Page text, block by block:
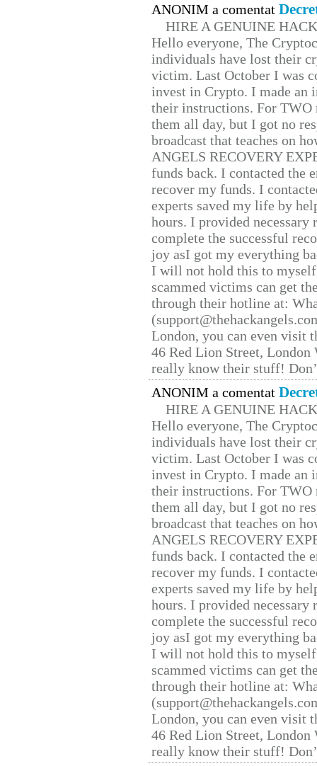
ANONIM a comentat
HIRE A GENUINE
Hello everyone, The
individuals have lost their
victim. Last October I was
invest in Crypto. I made
their instructions. For TWO
them all day, but I got no
broadcast that teaches on
ANGELS RECOVERY
funds back. I contacted the
recover my funds. I
experts saved my life by
hours. I provided
complete the successful
joy asI got my everything
I will not hold this to
scammed victims can get
through their hotline at:
London, you can even visit
46 Red Lion Street, London
really know their stuff!
ANONIM a comentat
HIRE A GENUINE
Hello everyone, The
individuals have lost their
victim. Last October I was
invest in Crypto. I made
their instructions. For TWO
them all day, but I got no
broadcast that teaches on
ANGELS RECOVERY
funds back. I contacted the
recover my funds. I
experts saved my life by
hours. I provided
complete the successful
joy asI got my everything
I will not hold this to
scammed victims can get
through their hotline at:
London, you can even visit
46 Red Lion Street, London
really know their stuff!